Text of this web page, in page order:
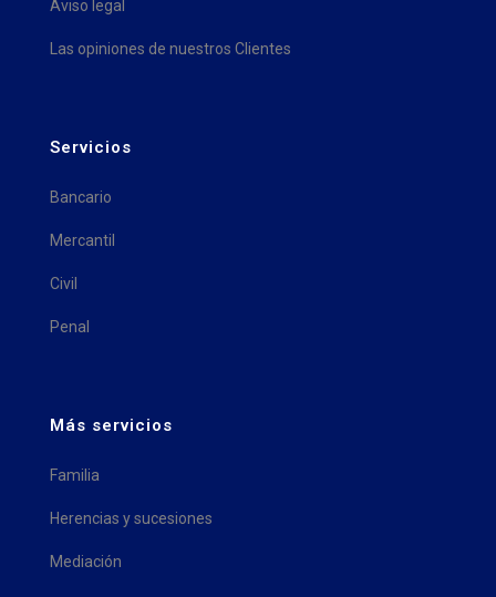
Aviso legal
Las opiniones de nuestros Clientes
Servicios
Bancario
Mercantil
Civil
Penal
Más servicios
Familia
Herencias y sucesiones
Mediación